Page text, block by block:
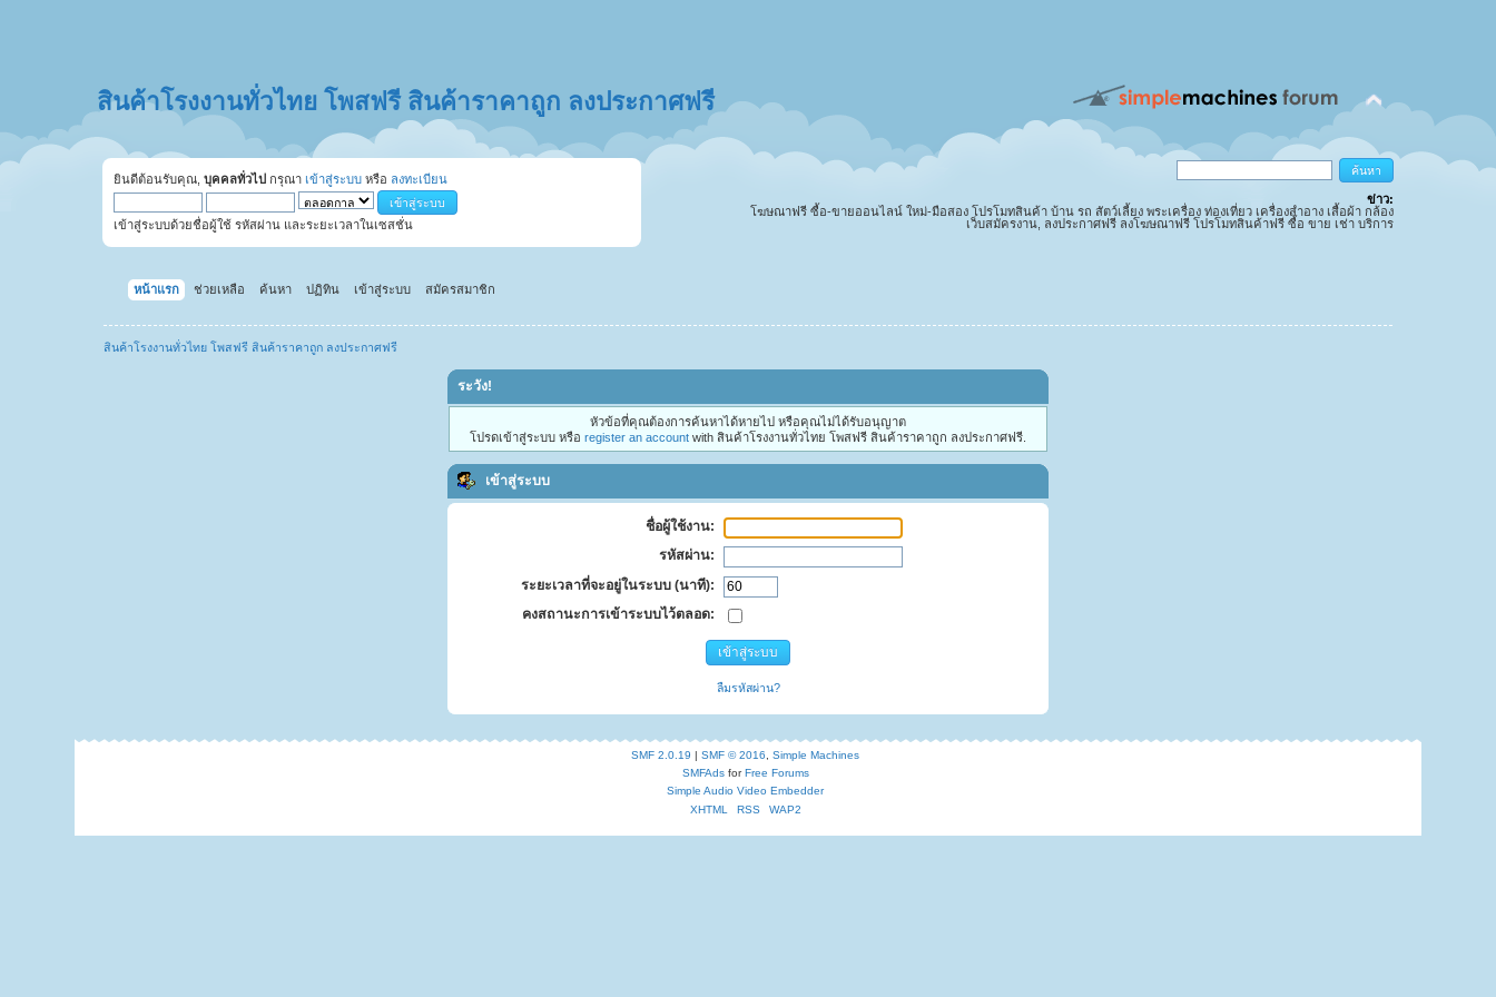
สินค้าโรงงานทั่วไทย โพสฟรี สินค้าราคาถูก ลงประกาศฟรี
ยินดีต้อนรับคุณ,บุคคลทั่วไป กรุณา เข้าสู่ระบบ หรือ ลงทะเบียน
เข้าสู่ระบบด้วยชื่อผู้ใช้ รหัสผ่าน และระยะเวลาในเซสชั่น
ข่าว:
โฆษณาฟรี ซื้อ-ขายออนไลน์ ใหม่-มือสอง โปรโมทสินค้า บ้าน รถ สัตว์เลี้ยง พระเครื่อง ท่องเที่ยว เครื่องสำอาง เสื้อผ้า กล้อง
เว็บสมัครงาน, ลงประกาศฟรี ลงโฆษณาฟรี โปรโมทสินค้าฟรี ซื้อ ขาย เช่า บริการ
หน้าแรก ช่วยเหลือ ค้นหา ปฏิทิน เข้าสู่ระบบ สมัครสมาชิก
สินค้าโรงงานทั่วไทย โพสฟรี สินค้าราคาถูก ลงประกาศฟรี
ระวัง!
หัวข้อที่คุณต้องการค้นหาได้หายไป หรือคุณไม่ได้รับอนุญาต
โปรดเข้าสู่ระบบ หรือ register an account with สินค้าโรงงานทั่วไทย โพสฟรี สินค้าราคาถูก ลงประกาศฟรี.
เข้าสู่ระบบ
ชื่อผู้ใช้งาน:
รหัสผ่าน:
ระยะเวลาที่จะอยู่ในระบบ (นาที):
คงสถานะการเข้าระบบไว้ตลอด:
ลืมรหัสผ่าน?
SMF 2.0.19 | SMF © 2016
Simple Machines
SMFAdsforFree Forums
Simple Audio Video Embedder
XHTML
RSS WAP2